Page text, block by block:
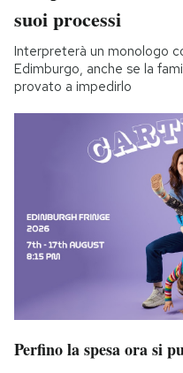
suoi processi
Interpreterà un monologo
Edimburgo, anche se la
provato a impedirlo
Perfino la spesa ora si